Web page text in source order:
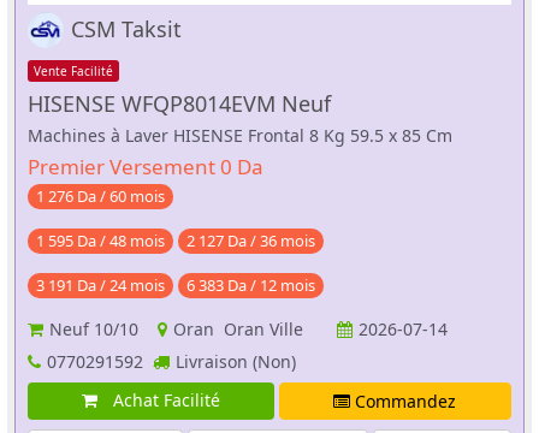
CSM Taksit
Vente Facilité
HISENSE WFQP8014EVM Neuf
Machines à Laver HISENSE Frontal 8 Kg 59.5 x 85 Cm
Premier Versement 0 Da
1 276 Da / 60 mois
1 595 Da / 48 mois 2 127 Da / 36 mois
3 191 Da / 24 mois 6 383 Da / 12 mois
Neuf 10/10 Oran Oran Ville
2026-07-14
0770291592
Livraison (Non)
Achat Facilité
Commandez